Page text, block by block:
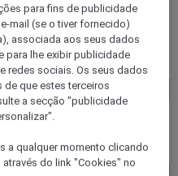
para fins de publicidade
mail (se o tiver fornecido)
associada aos seus dados
para lhe exibir publicidade
redes sociais. Os seus dados
que estes terceiros
a secção "publicidade
a qualquer momento clicando
do link "Cookies" no